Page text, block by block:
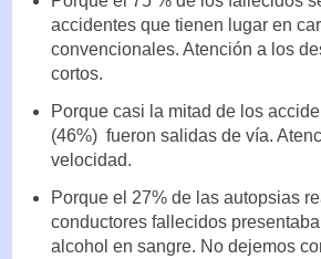
accidentes que tienen lugar en
convencionales. Atención a los
cortos.
Porque casi la mitad de los
(46%) fueron salidas de vía.
velocidad.
Porque el 27% de las autopsias
conductores fallecidos
alcohol en sangre. No dejemos